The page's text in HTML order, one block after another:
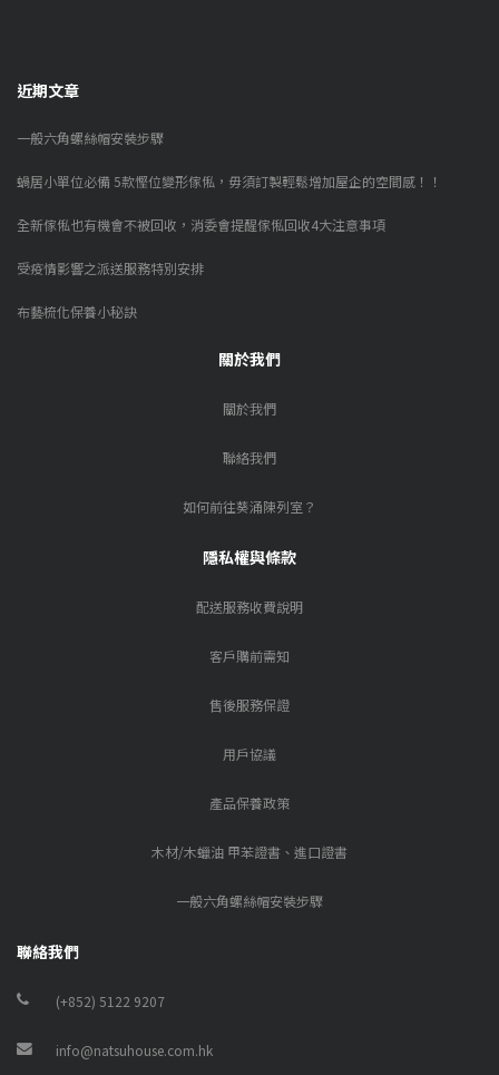
近期文章
一般六角螺絲帽安裝步驟
蝸居小單位必備 5款慳位變形傢俬，毋須訂製輕鬆增加屋企的空間感！！
全新傢俬也有機會不被回收，消委會提醒傢俬回收4大注意事項
受疫情影響之派送服務特別安排
布藝梳化保養小秘訣
關於我們
關於我們
聯絡我們
如何前往葵涌陳列室？
隱私權與條款
配送服務收費說明
客戶購前需知
售後服務保證
用戶協議
產品保養政策
木材/木蠟油 甲苯證書、進口證書
一般六角螺絲帽安裝步驟
聯絡我們
(+852) 5122 9207
info@natsuhouse.com.hk